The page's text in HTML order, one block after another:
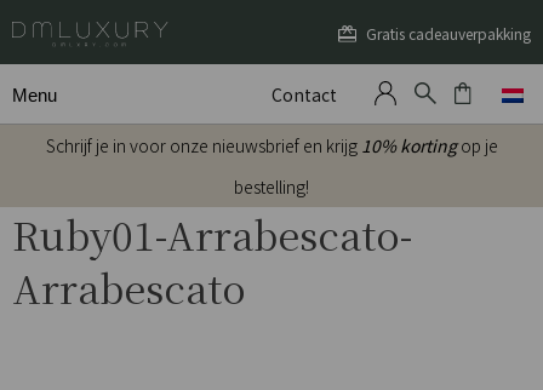
Gratis cadeauverpakking
Menu Contact
Schrijf je in voor onze nieuwsbrief en krijg 10% kortingop je
bestelling!
Ruby01-Arrabescato-
Arrabescato